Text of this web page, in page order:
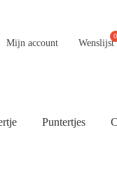
Mijn account Wenslijst
Puntertjes